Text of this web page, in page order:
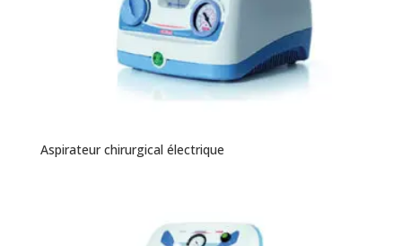
Aspirateur chirurgical électrique